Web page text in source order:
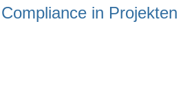
in Projekten